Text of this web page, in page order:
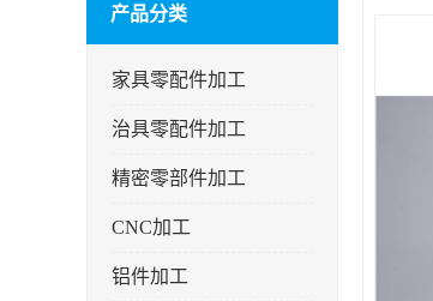
产品分类
家具零配件加工
治具零配件加工
精密零部件加工
CNC加工
铝件加工